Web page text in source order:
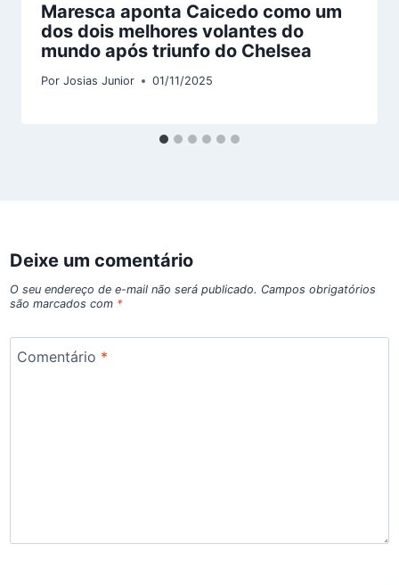
Maresca aponta Caicedo como um
dos dois melhores volantes do
mundo após triunfo do Chelsea
Por Josias Junior 01/11/2025
Deixe um comentário
O seu endereço de e-mail não será publicado. Campos obrigatórios
são marcados com *
Comentário *